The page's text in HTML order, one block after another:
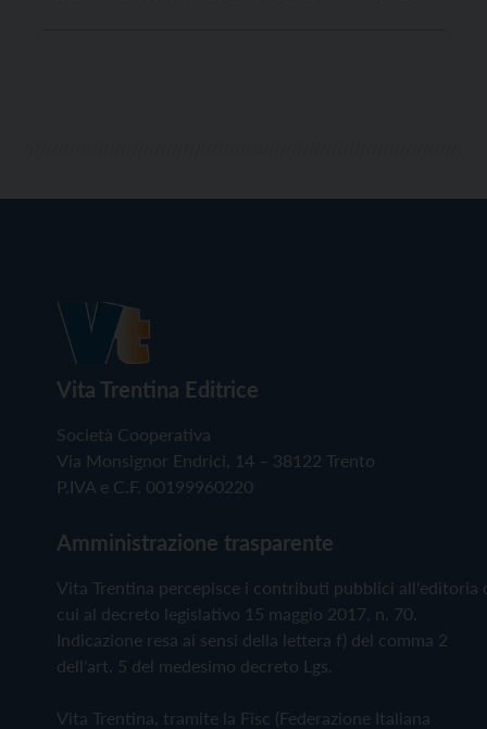
Vita Trentina Editrice
Società Cooperativa
Via Monsignor Endrici, 14 – 38122 Trento
P.IVA e C.F. 00199960220
Amministrazione trasparente
Vita Trentina percepisce i contributi pubblici all'editoria
cui al decreto legislativo 15 maggio 2017, n. 70.
Indicazione resa ai sensi della lettera f) del comma 2
dell'art. 5 del medesimo decreto Lgs.
Vita Trentina, tramite la Fisc (Federazione Italiana